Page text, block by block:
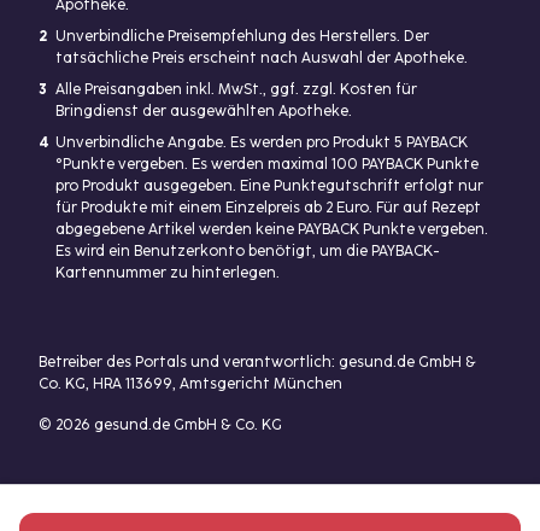
Apotheke.
2 Unverbindliche Preisempfehlung des Herstellers. Der
tatsächliche Preis erscheint nach Auswahl der Apotheke.
3 Alle Preisangaben inkl. MwSt., ggf. zzgl. Kosten für
Bringdienst der ausgewählten Apotheke.
4 Unverbindliche Angabe. Es werden pro Produkt 5 PAYBACK
°Punkte vergeben. Es werden maximal 100 PAYBACK Punkte
pro Produkt ausgegeben. Eine Punktegutschrift erfolgt nur
für Produkte mit einem Einzelpreis ab 2 Euro. Für auf Rezept
abgegebene Artikel werden keine PAYBACK Punkte vergeben.
Es wird ein Benutzerkonto benötigt, um die PAYBACK-
Kartennummer zu hinterlegen.
Betreiber des Portals und verantwortlich: gesund.de GmbH &
Co. KG, HRA 113699, Amtsgericht München
© 2026 gesund.de GmbH & Co. KG